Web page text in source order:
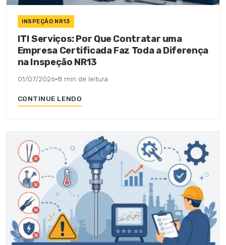
INSPEÇÃO NR13
ITI Serviços: Por Que Contratar uma
Empresa Certificada Faz Toda a Diferença
na Inspeção NR13
01/07/2026·8 min de leitura
CONTINUE LENDO